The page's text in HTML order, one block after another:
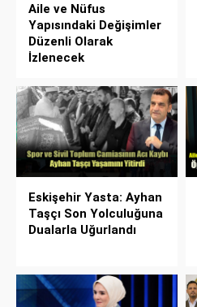
Aile ve Nüfus
Yapısındaki Değişimler
Düzenli Olarak
İzlenecek
Eskişehir Yasta: Ayhan
Taşçı Son Yolculuğuna
Dualarla Uğurlandı